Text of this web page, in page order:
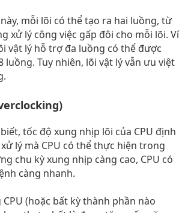
mỗi lõi có thể tạo ra hai luồng, từ
xử lý công việc gấp đôi cho mỗi lõi. Ví
vật lý hỗ trợ đa luồng có thể được
luồng. Tuy nhiên, lõi vật lý vẫn ưu việt
tốc độ xung nhịp lõi của CPU định
lý mà CPU có thể thực hiện trong
chu kỳ xung nhịp càng cao, CPU có
càng nhanh.
(hoặc bất kỳ thành phần nào